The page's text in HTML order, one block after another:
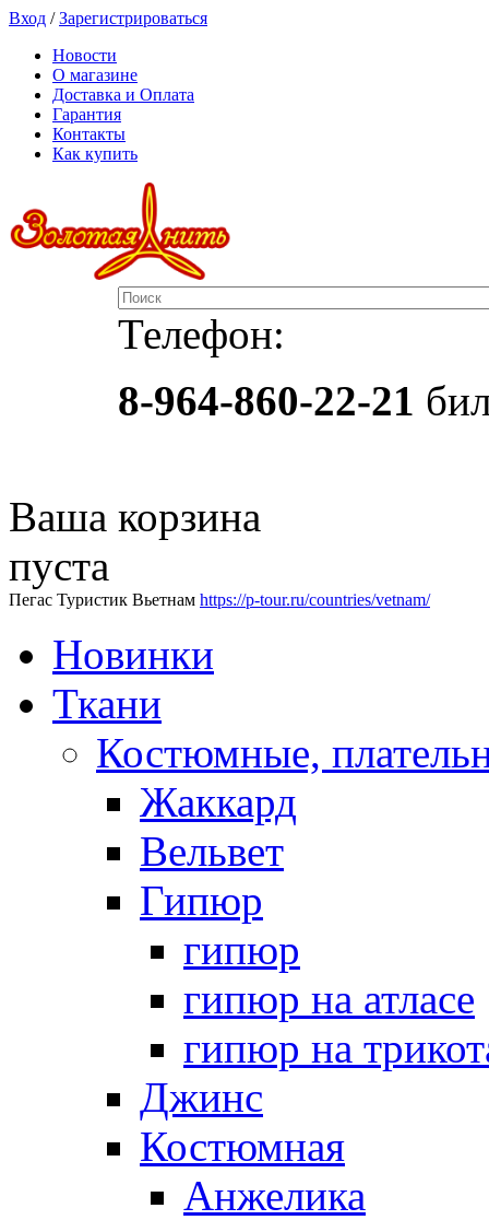
Вход /Зарегистрироваться
Новости
О магазине
Доставка и Оплата
Гарантия
Контакты
Как купить
Телефон:
8-964-860-22-21
Ваша корзина
пуста
Пегас Туристик Вьетнам https://p-tour.ru/countries/vetnam/
Новинки
Ткани
Костюмные,
Жаккард
Вельвет
Гипюр
гипюр
гипюр на атласе
гипюр на
Джинс
Костюмная
Анжелика